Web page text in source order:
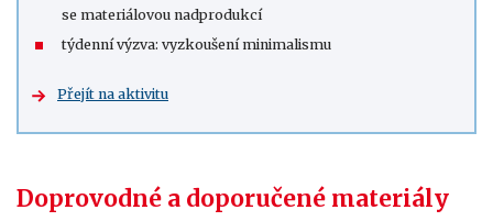
se materiálovou nadprodukcí
týdenní výzva: vyzkoušení minimalismu
Přejít na aktivitu
Doprovodné a doporučené materiály